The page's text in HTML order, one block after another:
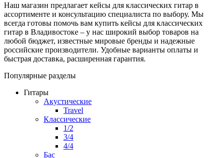
Наш магазин предлагает кейсы для классических гитар в
ассортименте и консультацию специалиста по выбору. Мы
всегда готовы помочь вам купить кейсы для классических
гитар в Владивостоке – у нас широкий выбор товаров на
любой бюджет, известные мировые бренды и надежные
российские производители. Удобные варианты оплаты и
быстрая доставка, расширенная гарантия.
Популярные разделы
Гитары
Акустические
Travel
Классические
1/2
3/4
4/4
Бас